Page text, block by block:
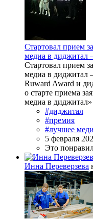
Стартовал прием
медиа в диджитал
Стартовал прием
медиа в диджитал
Ruward Award и
о старте приема
медиа в
#диджитал
#премия
#лучшее
5 февраля
Это
Инна Переверзева